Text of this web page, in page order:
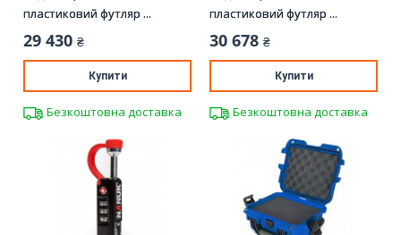
пластиковий футляр ...
29 430 ₴
Купити
Безкоштовна доставка
пластиковий футляр ...
30 678 ₴
Купити
Безкоштовна доставка